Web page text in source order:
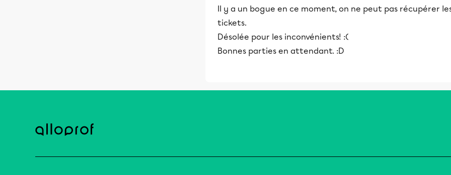
Il y a un bogue en ce moment, on ne peut pas récupérer
tickets.
Désolée pour les inconvénients! :(
Bonnes parties en attendant. :D